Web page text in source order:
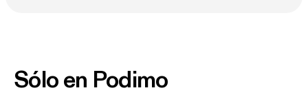
Sólo en Podimo